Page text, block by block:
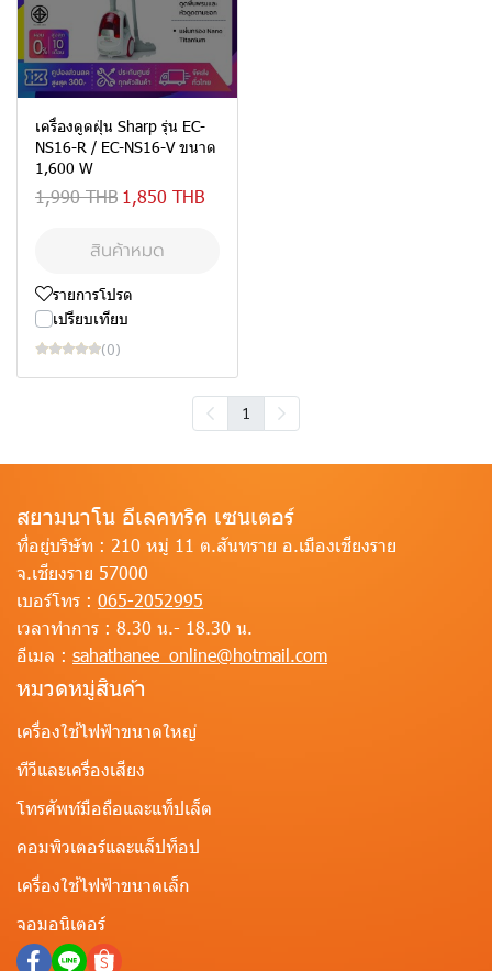
เครื่องดูดฝุ่น Sharp รุ่น EC-
NS16-R / EC-NS16-V ขนาด
1,600 W
1,990 THB 1,850 THB
สินค้าหมด
รายการโปรด
เปรียบเทียบ
(0)
1
สยามนาโน อีเลคทริค เซนเตอร์
ที่อยู่บริษัท : 210 หมู่ 11 ต.สันทราย อ.เมืองเชียงราย
จ.เชียงราย 57000
เบอร์โทร : 065-2052995
เวลาทำการ : 8.30 น.- 18.30 น.
อีเมล : sahathanee_online@hotmail.com
หมวดหมู่สินค้า
เครื่องใช้ไฟฟ้าขนาดใหญ่
ทีวีและเครื่องเสียง
โทรศัพท์มือถือและแท็ปเล็ต
คอมพิวเตอร์และแล็ปท็อป
เครื่องใช้ไฟฟ้าขนาดเล็ก
จอมอนิเตอร์